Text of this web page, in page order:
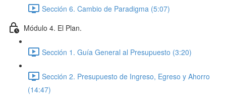
Sección 6. Cambio de Paradigma (5:07)
Módulo 4. El Plan.
Sección 1. Guía General al Presupuesto (3:20)
Sección 2. Presupuesto de Ingreso, Egreso y Ahorro
(14:47)